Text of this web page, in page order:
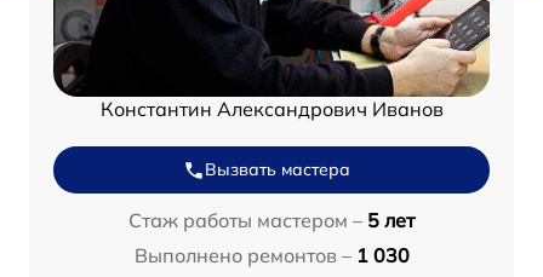
Константин Александрович Иванов
Вызвать мастера
Стаж работы мастером – 5 лет
Выполнено ремонтов – 1 030